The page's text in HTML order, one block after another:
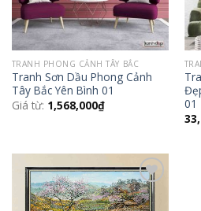
TRANH PHONG CẢNH TÂY BẮC
Tranh Sơn Dầu Phong Cảnh
Tây Bắc Yên Bình 01
Giá từ: 1,568,000₫
01
Add to
Wishlist